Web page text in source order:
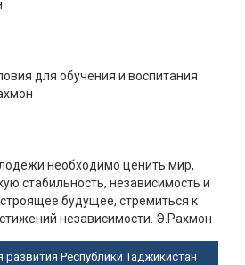
для обучения и воспитания
необходимо ценить мир,
стабильность, независимость и
будущее, стремиться к
независимости. Э.Рахмон
развития Республики Таджикистан